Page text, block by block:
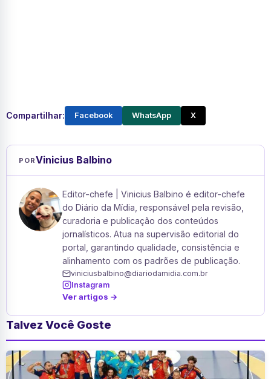
Compartilhar: Facebook WhatsApp X
PORVinicius Balbino
Editor-chefe | Vinicius Balbino é editor-chefe
do Diário da Mídia, responsável pela revisão,
curadoria e publicação dos conteúdos
jornalísticos. Atua na supervisão editorial do
portal, garantindo qualidade, consistência e
alinhamento com os padrões de publicação.
viniciusbalbino@diariodamidia.com.br
Instagram
Ver artigos →
Talvez Você Goste